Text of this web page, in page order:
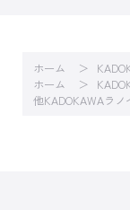
ホーム
ホーム
他KADOKAWAラ